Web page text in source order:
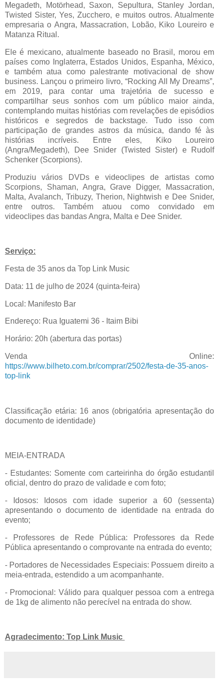
Megadeth, Motörhead, Saxon, Sepultura, Stanley Jordan,
Twisted Sister, Yes, Zucchero, e muitos outros. Atualmente
empresaria o Angra, Massacration, Lobão, Kiko Loureiro e
Matanza Ritual.
Ele é mexicano, atualmente baseado no Brasil, morou em
países como Inglaterra, Estados Unidos, Espanha, México,
e também atua como palestrante motivacional de show
business. Lançou o primeiro livro, “Rocking All My Dreams”,
em 2019, para contar uma trajetória de sucesso e
compartilhar seus sonhos com um público maior ainda,
contemplando muitas histórias com revelações de episódios
históricos e segredos de backstage. Tudo isso com
participação de grandes astros da música, dando fé às
histórias incríveis. Entre eles, Kiko Loureiro
(Angra/Megadeth), Dee Snider (Twisted Sister) e Rudolf
Schenker (Scorpions).
Produziu vários DVDs e videoclipes de artistas como
Scorpions, Shaman, Angra, Grave Digger, Massacration,
Malta, Avalanch, Tribuzy, Therion, Nightwish e Dee Snider,
entre outros. Também atuou como convidado em
videoclipes das bandas Angra, Malta e Dee Snider.
Serviço:
Festa de 35 anos da Top Link Music
Data: 11 de julho de 2024 (quinta-feira)
Local: Manifesto Bar
Endereço: Rua Iguatemi 36 - Itaim Bibi
Horário: 20h (abertura das portas)
Venda Online:
https://www.bilheto.com.br/comprar/2502/festa-de-35-anos-
top-link
Classificação etária: 16 anos (obrigatória apresentação do
documento de identidade)
MEIA-ENTRADA
- Estudantes: Somente com carteirinha do órgão estudantil
oficial, dentro do prazo de validade e com foto;
- Idosos: Idosos com idade superior a 60 (sessenta)
apresentando o documento de identidade na entrada do
evento;
- Professores de Rede Pública: Professores da Rede
Pública apresentando o comprovante na entrada do evento;
- Portadores de Necessidades Especiais: Possuem direito a
meia-entrada, estendido a um acompanhante.
- Promocional: Válido para qualquer pessoa com a entrega
de 1kg de alimento não perecível na entrada do show.
Agradecimento: Top Link Music